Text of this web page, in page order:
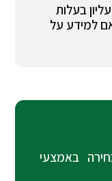
בעלות
באמצעי